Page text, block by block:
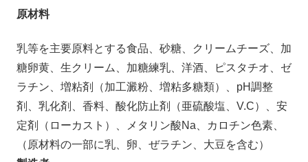
原材料
乳等を主要原料とする食品、砂糖、クリームチーズ、加
糖卵黄、生クリーム、加糖練乳、洋酒、ピスタチオ、ゼ
ラチン、増粘剤（加工澱粉、増粘多糖類）、pH調整
剤、乳化剤、香料、酸化防止剤（亜硫酸塩、V.C）、安
定剤（ローカスト）、メタリン酸Na、カロチン色素、
（原材料の一部に乳、卵、ぜラチン、大豆を含む）